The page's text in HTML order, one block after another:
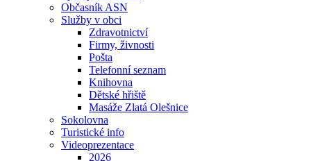
Občasník ASN
Služby v obci
Zdravotnictví
Firmy, živnosti
Pošta
Telefonní seznam
Knihovna
Dětské hřiště
Masáže Zlatá Olešnice
Sokolovna
Turistické info
Videoprezentace
2026